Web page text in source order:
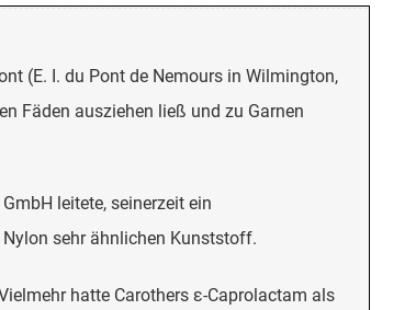
(E. I. du Pont de Nemours in Wilmington,
Fäden ausziehen ließ und zu Garnen
leitete, seinerzeit ein
Nylon sehr ähnlichen Kunststoff.
hatte Carothers ε-Caprolactam als